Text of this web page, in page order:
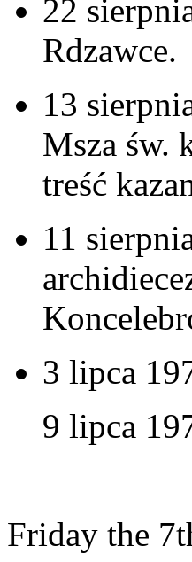
22
Rdzawce.
13
Msza św.
treść
11
3 lipca
9 lipca
Friday the